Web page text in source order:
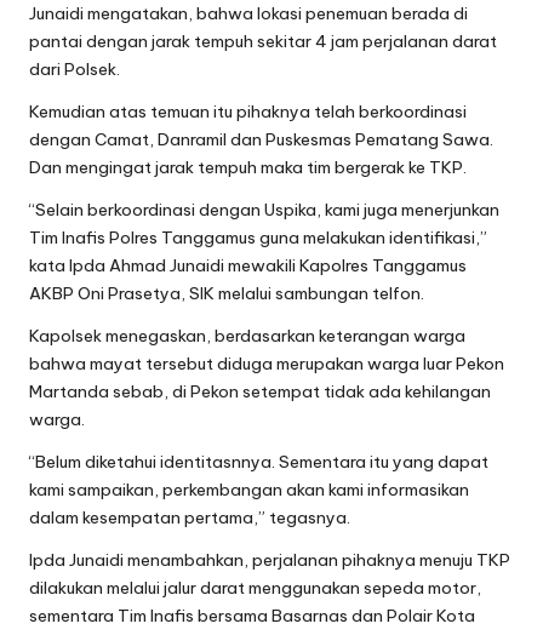
Junaidi mengatakan, bahwa lokasi penemuan berada di
pantai dengan jarak tempuh sekitar 4 jam perjalanan darat
dari Polsek.
Kemudian atas temuan itu pihaknya telah berkoordinasi
dengan Camat, Danramil dan Puskesmas Pematang Sawa.
Dan mengingat jarak tempuh maka tim bergerak ke TKP.
“Selain berkoordinasi dengan Uspika, kami juga menerjunkan
Tim Inafis Polres Tanggamus guna melakukan identifikasi,”
kata Ipda Ahmad Junaidi mewakili Kapolres Tanggamus
AKBP Oni Prasetya, SIK melalui sambungan telfon.
Kapolsek menegaskan, berdasarkan keterangan warga
bahwa mayat tersebut diduga merupakan warga luar Pekon
Martanda sebab, di Pekon setempat tidak ada kehilangan
warga.
“Belum diketahui identitasnnya. Sementara itu yang dapat
kami sampaikan, perkembangan akan kami informasikan
dalam kesempatan pertama,” tegasnya.
Ipda Junaidi menambahkan, perjalanan pihaknya menuju TKP
dilakukan melalui jalur darat menggunakan sepeda motor,
sementara Tim Inafis bersama Basarnas dan Polair Kota